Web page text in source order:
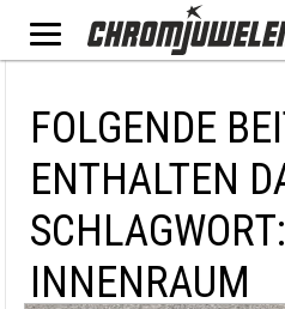
FOLGENDE
ENTHALTEN
SCHLAGWORT:
INNENRAUM